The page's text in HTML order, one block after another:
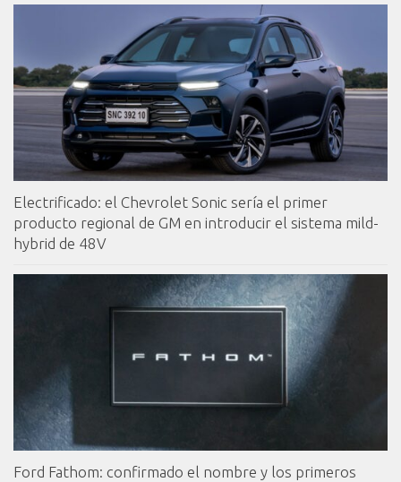
Electrificado: el Chevrolet Sonic sería el primer
producto regional de GM en introducir el sistema mild-
hybrid de 48V
Ford Fathom: confirmado el nombre y los primeros